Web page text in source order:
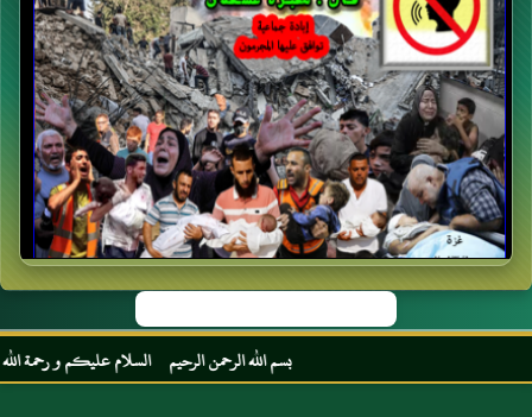
بسم الله الرحمن الرحيم السلام عليكم و رحمة الله